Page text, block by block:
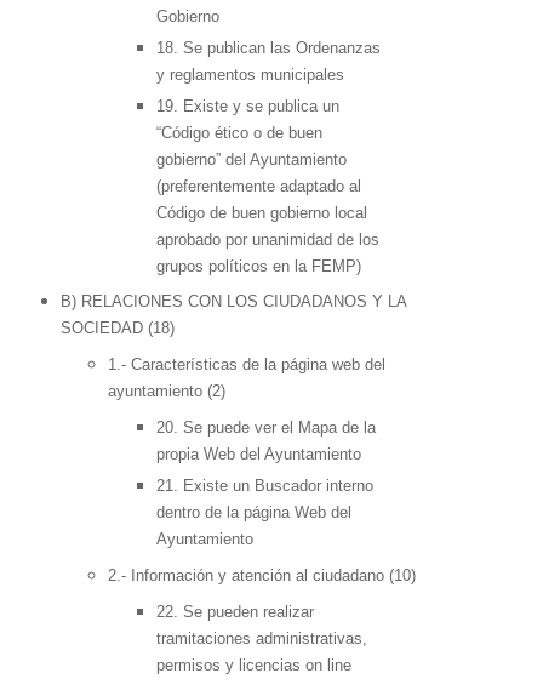
Gobierno
18. Se publican las Ordenanzas
y reglamentos municipales
19. Existe y se publica un
“Código ético o de buen
gobierno” del Ayuntamiento
(preferentemente adaptado al
Código de buen gobierno local
aprobado por unanimidad de los
grupos políticos en la FEMP)
B) RELACIONES CON LOS CIUDADANOS Y LA
SOCIEDAD (18)
1.- Características de la página web del
ayuntamiento (2)
20. Se puede ver el Mapa de la
propia Web del Ayuntamiento
21. Existe un Buscador interno
dentro de la página Web del
Ayuntamiento
2.- Información y atención al ciudadano (10)
22. Se pueden realizar
tramitaciones administrativas,
permisos y licencias on line